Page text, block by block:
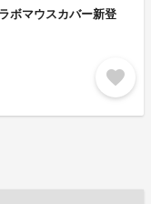
ボマウスカバー新登
favorite